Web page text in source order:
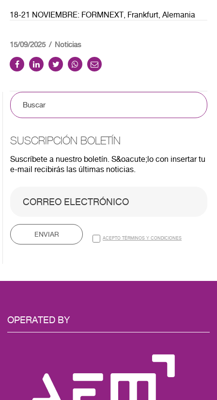
18-21 NOVIEMBRE: FORMNEXT, Frankfurt, Alemania
15/09/2025 Noticias
SUSCRIPCIÓN BOLETÍN
Suscríbete a nuestro boletín. S&oacute;lo con insertar tu
e-mail recibirás las últimas noticias.
ENVIAR ACEPTO TÉRMINOS Y CONDICIONES
OPERATED BY